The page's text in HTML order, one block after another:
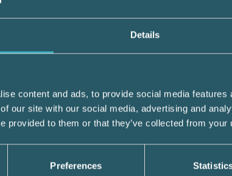
Details
content and ads, to provide social media
our site with our social media, advertising and
provided to them or that they’ve collected from
Preferences